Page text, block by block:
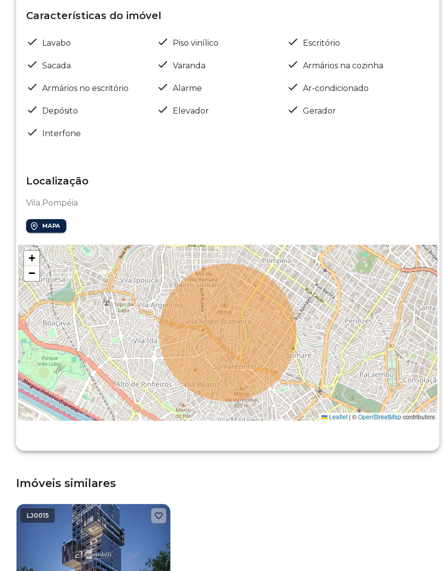
Características do imóvel
Lavabo Piso vinílico Escritório
Sacada Varanda Armários na cozinha
Armários no escritório Alarme Ar-condicionado
Depósito Elevador Gerador
Interfone
Localização
Vila Pompéia
MAPA
+
−
Leaflet|©OpenStreetMapcontributors
Imóveis similares
LJ0015